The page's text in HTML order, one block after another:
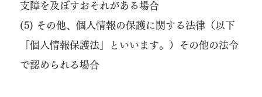
支障を及ぼすおそれがある場合
(5) その他、個人情報の保護に関する法律（以下
「個人情報保護法」といいます。）その他の法令
で認められる場合